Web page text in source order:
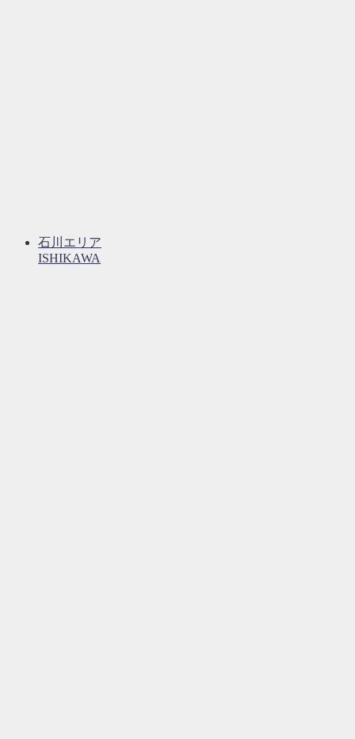
石川エリア
ISHIKAWA